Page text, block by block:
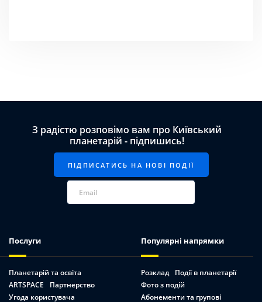
З радістю розповімо вам про Київський
планетарій - підпишись!
Послуги
Планетарій та освіта
ARTSPACE
Партнерство
Угода користувача
Популярні напрямки
Розклад
Події в планетарії
Фото з подій
Абонементи та групові